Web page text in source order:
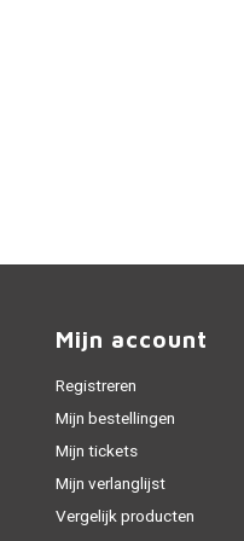
Mijn account
Registreren
Mijn bestellingen
Mijn tickets
Mijn verlanglijst
Vergelijk producten